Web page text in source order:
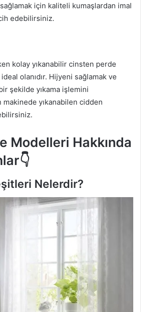
için kaliteli kumaşlardan imal
edebilirsiniz.
kolay yıkanabilir cinsten perde
olanıdır. Hijyeni sağlamak ve
şekilde yıkama işlemini
yıkanabilen cidden
Modelleri Hakkında
Nelerdir?